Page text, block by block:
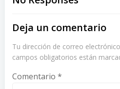
Deja un comentario
Tu dirección de correo
campos obligatorios están
Comentario *